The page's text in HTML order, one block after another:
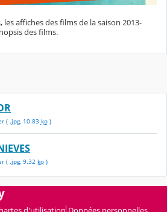
affiches des films de la saison 2013-
des films.
( .jpg, 10.83 ko)
( .jpg, 9.32 ko)